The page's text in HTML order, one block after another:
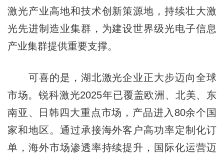
激光产业高地和技术创新策源地，持续壮大激
光先进制造业集群，为建设世界级光电子信息
产业集群提供重要支撑。
可喜的是，湖北激光企业正大步迈向全球
市场。锐科激光2025年已覆盖欧洲、北美、东
南亚、日韩四大重点市场，产品进入80余个国
家和地区。通过承接海外客户高功率定制化订
单，海外市场渗透率持续提升，国际化运营迈